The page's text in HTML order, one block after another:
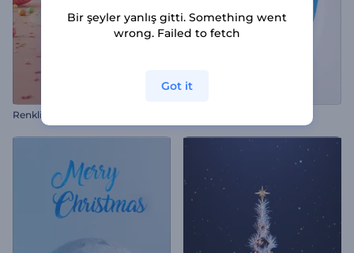
Bir şeyler yanlış gitti. Something went
wrong. Failed to fetch
Got it